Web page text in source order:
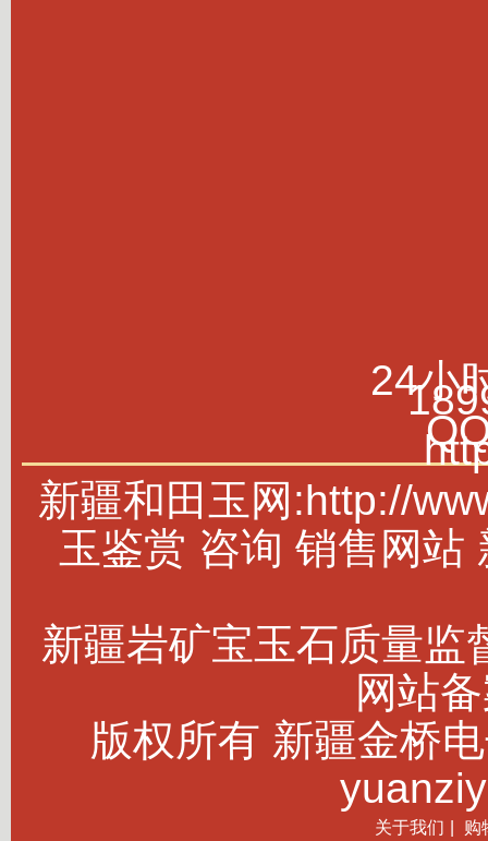
24小
新疆和田玉网:http://
玉鉴赏 咨询 销售网站
新疆岩矿宝玉石质量监
网站
版权所有 新疆金桥
关于我们 购